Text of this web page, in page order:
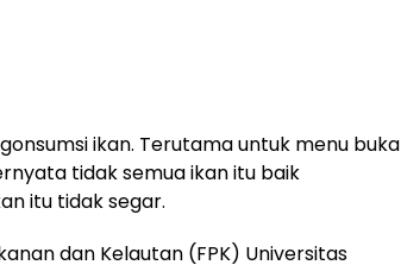
ikan. Terutama untuk menu buka
tidak semua ikan itu baik
itu tidak segar.
dan Kelautan (FPK) Universitas